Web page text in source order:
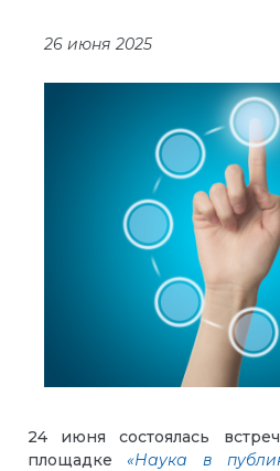
26 июня 2025
24 июня состоялась
площадке«Наука в